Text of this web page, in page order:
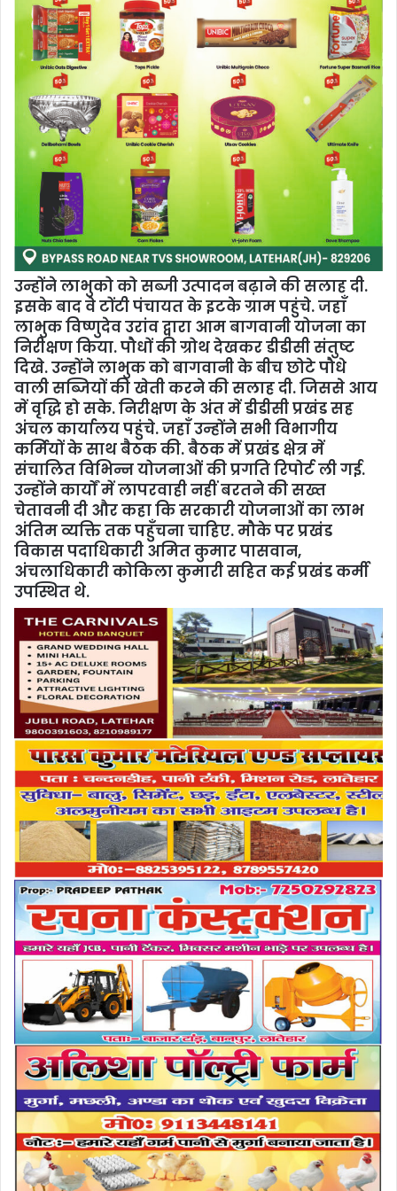
उन्होंने लाभुको को सब्जी उत्पादन बढ़ाने की सलाह दी.
इसके बाद वे टोंटी पंचायत के इटके ग्राम पहुंचे. जहाँ
लाभुक विष्णुदेव उरांव द्वारा आम बागवानी योजना का
निरीक्षण किया. पौधों की ग्रोथ देखकर डीडीसी संतुष्ट
दिखे. उन्होंने लाभुक को बागवानी के बीच छोटे पौधे
वाली सब्जियों की खेती करने की सलाह दी. जिससे आय
में वृद्धि हो सके. निरीक्षण के अंत में डीडीसी प्रखंड सह
अंचल कार्यालय पहुंचे. जहाँ उन्होंने सभी विभागीय
कर्मियों के साथ बैठक की. बैठक में प्रखंड क्षेत्र में
संचालित विभिन्न योजनाओं की प्रगति रिपोर्ट ली गई.
उन्होंने कार्यों में लापरवाही नहीं बरतने की सख्त
चेतावनी दी और कहा कि सरकारी योजनाओं का लाभ
अंतिम व्यक्ति तक पहुँचना चाहिए. मौके पर प्रखंड
विकास पदाधिकारी अमित कुमार पासवान,
अंचलाधिकारी कोकिला कुमारी सहित कई प्रखंड कर्मी
उपस्थित थे.